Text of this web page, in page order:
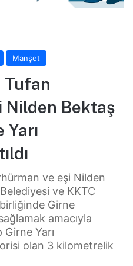
Manşet
Tufan
Nilden Bektaş
ve eşi Nilden
ve KKTC
Girne
amacıyla
Yarı
olan 3 kilometrelik